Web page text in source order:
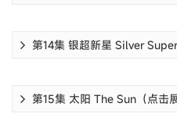
第14集 银超新星 Silver
第15集 太阳 The Sun（点击展